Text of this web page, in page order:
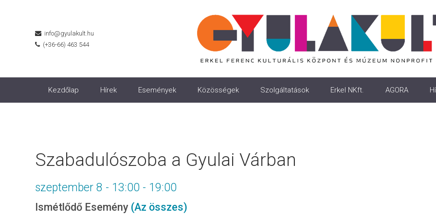
info@gyulakult.hu
(+36-66) 463 544
Kezdőlap Hírek Események Közösségek Szolgáltatások Erkel NKft. AGORA
Szabadulószoba a Gyulai Várban
szeptember 8 - 13:00 - 19:00
Ismétlődő Esemény (Az összes)